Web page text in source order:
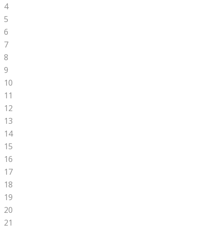
4
5
6
7
8
9
10
11
12
13
14
15
16
17
18
19
20
21